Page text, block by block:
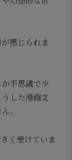
感じられま
不思議で少
した漫画文
。
く受けていま